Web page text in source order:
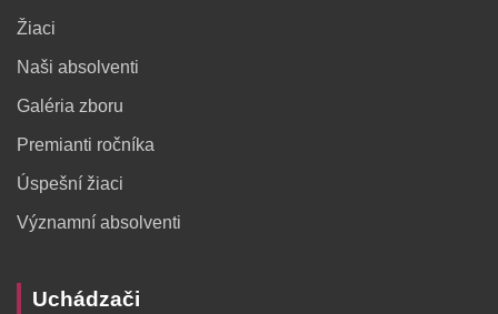
Žiaci
Naši absolventi
Galéria zboru
Premianti ročníka
Úspešní žiaci
Významní absolventi
Uchádzači